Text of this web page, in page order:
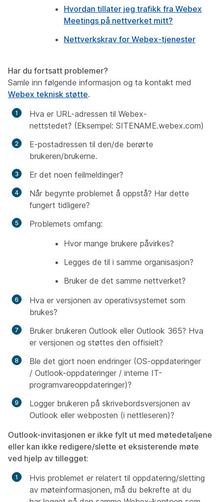
Hvordan tillater jeg trafikk fra Webex
Meetings på nettverket mitt?
Nettverkskrav for Webex-tjenester
Har du fortsatt problemer?
Samle inn følgende informasjon og ta kontakt med
Webex teknisk støtte.
Hva er URL-adressen til Webex-
nettstedet? (Eksempel: SITENAME.webex.com)
E-postadressen til den/de berørte
brukeren/brukerne.
Er det noen feilmeldinger?
Når begynte problemet å oppstå? Har dette
fungert tidligere?
Problemets omfang:
Hvor mange brukere påvirkes?
Legges de til i samme organisasjon?
Bruker de det samme nettverket?
Hva er versjonen av operativsystemet som
brukes?
Bruker brukeren Outlook eller Outlook 365? Hva
er versjonen og støttes den offisielt?
Ble det gjort noen endringer (OS-oppdateringer
/ Outlook-oppdateringer / interne IT-
programvareoppdateringer)?
Logger brukeren på skrivebordsversjonen av
Outlook eller webposten (i nettleseren)?
Outlook-invitasjonen er ikke fylt ut med møtedetaljene
eller kan ikke redigere/slette et eksisterende møte
ved hjelp av tillegget:
Hvis problemet er relatert til oppdatering/sletting
av møteinformasjonen, må du bekrefte at du